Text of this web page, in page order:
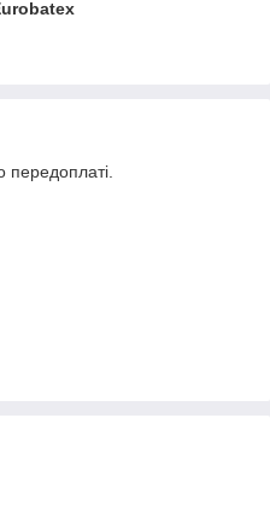
передоплаті.